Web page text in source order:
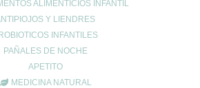
ALIMENTICIOS INFANTIL
Y LIENDRES
INFANTILES
PAÑALES DE NOCHE
APETITO
MEDICINA NATURAL